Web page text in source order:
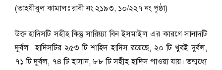
(তাহযীবুল কামালঃ রাবী নং ২১৯৩, ১০/২২৭ নং পৃষ্ঠা)
উক্ত হাদিসটি সহীহ কিন্তু সারিয়্যা বিন ইসমাইল এর কারণে সানাদটি
দুর্বল। হাদিসটির ২৫৩ টি শাহিদ হাদিস রয়েছে, ২০ টি খুবই দুর্বল,
৭১ টি দুর্বল, ৭৪ টি হাসান, ৮৮ টি সহীহ হাদিস পাওয়া যায়। তন্মধ্যে